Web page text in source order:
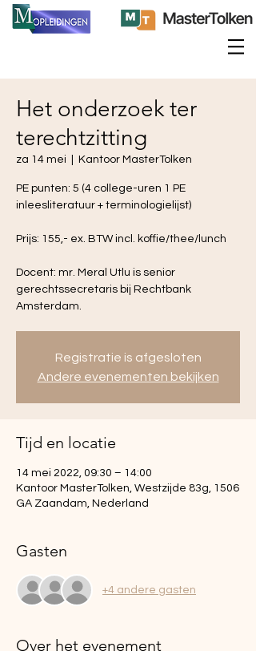
Het onderzoek ter
terechtzitting
za 14 mei Kantoor MasterTolken
PE punten: 5 (4 college-uren 1 PE
inleesliteratuur + terminologielijst)
Prijs: 155,- ex. BTW incl. koffie/thee/lunch
Docent: mr. Meral Utlu is senior
gerechtssecretaris bij Rechtbank
Amsterdam.
Registratie is afgesloten
Andere evenementen bekijken
Tijd en locatie
14 mei 2022, 09:30 – 14:00
Kantoor MasterTolken, Westzijde 83g, 1506
GA Zaandam, Nederland
Gasten
+4 andere gasten
Over het evenement